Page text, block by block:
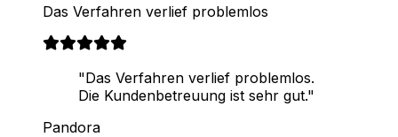
Das Verfahren verlief problemlos
"Das Verfahren verlief problemlos.
Die Kundenbetreuung ist sehr gut."
Pandora